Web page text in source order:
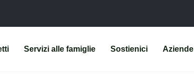
Servizi alle famiglie Sostienici Aziende